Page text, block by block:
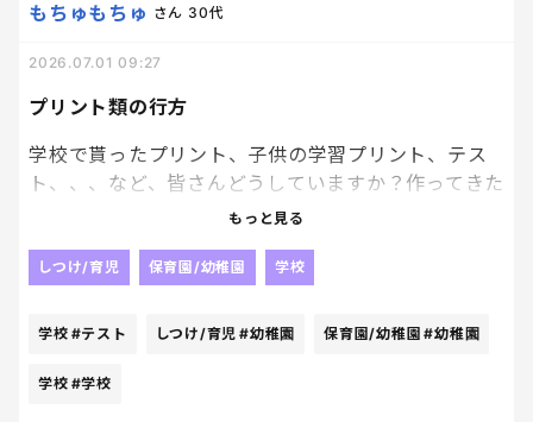
こんな状況に…ごめんなさいとは伝えたけれど…
そもそも許可なく撮ってしまったことがまず問題だっ
画像は全て削除しましたが、明日改めて謝罪しない
と、と思ってます。
撮影してしまったこと、削除はしたこと、他に謝るポ
イントとか気づくことがある方いたらアドバイス下
さい…
プリント類の行方
もちゅもちゅ さん 30代
2026.07.01 09:27
学校で貰ったプリント、子供の学習プリント、テス
ト、、、など、皆さんどうしていますか？作ってきた
作品とかも(幼稚園の時のもの含め)
学校で貰った連絡関係のプリントはpdfにしてアプリ
んどん溜まって、紙だらけで、、、。笑
皆さんの意見聞きたいです！
もっと見る
しつけ/育児 保育園/幼稚園 学校
学校 #テスト しつけ/育児 #幼稚園 保育園/幼稚園 #幼稚園
学校 #学校